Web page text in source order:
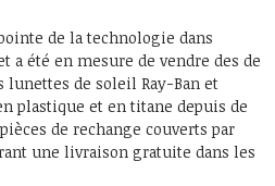
de la technologie dans
a été en mesure de vendre des de
lunettes de soleil Ray-Ban et
plastique et en titane depuis de
de rechange couverts par
une livraison gratuite dans les